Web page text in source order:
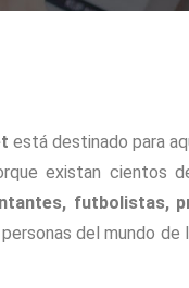
está destinado para
existan cientos
futbolistas,
del mundo de